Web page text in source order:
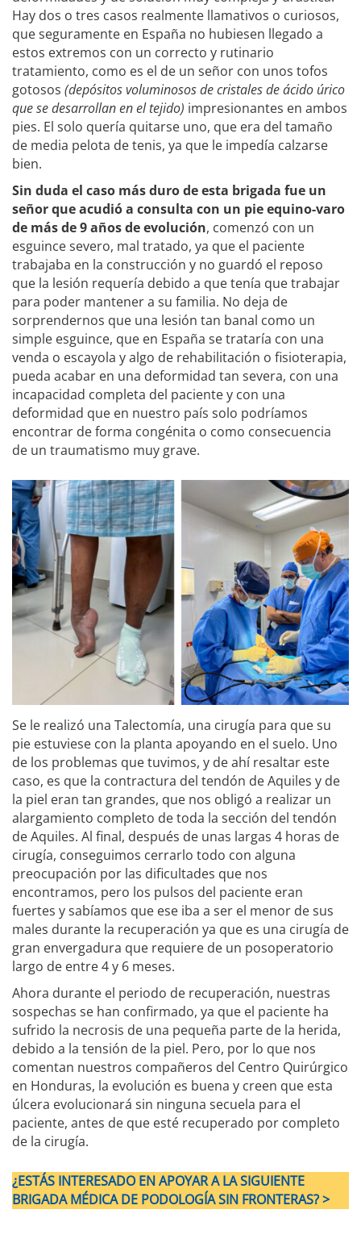
Hay dos o tres casos realmente llamativos o curiosos,
que seguramente en España no hubiesen llegado a
estos extremos con un correcto y rutinario
tratamiento, como es el de un señor con unos tofos
gotosos (depósitos voluminosos de cristales de ácido úrico
que sedesarrollan en el tejido) impresionantes en ambos
pies. El solo quería quitarse uno, que era del tamaño
de media pelota de tenis, ya que le impedía calzarse
bien.
Sin duda el caso más duro de esta brigada fue un
señor que acudió a consulta con un pie equino-varo
de más de 9 años de evolución, comenzó con un
esguince severo, mal tratado, ya que el paciente
trabajaba en la construcción y no guardó el reposo
que la lesión requería debido a que tenía que trabajar
para poder mantener a su familia. No deja de
sorprendernos que una lesión tan banal como un
simple esguince, que en España se trataría con una
venda o escayola y algo de rehabilitación o fisioterapia,
pueda acabar en una deformidad tan severa, con una
incapacidad completa del paciente y con una
deformidad que en nuestro país solo podríamos
encontrar de forma congénita o como consecuencia
de un traumatismo muy grave.
Se le realizó una Talectomía, una cirugía para que su
pie estuviese con la planta apoyando en el suelo. Uno
de los problemas que tuvimos, y de ahí resaltar este
caso, es que la contractura del tendón de Aquiles y de
la piel eran tan grandes, que nos obligó a realizar un
alargamiento completo de toda la sección del tendón
de Aquiles. Al final, después de unas largas 4 horas de
cirugía, conseguimos cerrarlo todo con alguna
preocupación por las dificultades que nos
encontramos, pero los pulsos del paciente eran
fuertes y sabíamos que ese iba a ser el menor de sus
males durante la recuperación ya que es una cirugía de
gran envergadura que requiere de un posoperatorio
largo de entre 4 y 6 meses.
Ahora durante el periodo de recuperación, nuestras
sospechas se han confirmado, ya que el paciente ha
sufrido la necrosis de una pequeña parte de la herida,
debido a la tensión de la piel. Pero, por lo que nos
comentan nuestros compañeros del Centro Quirúrgico
en Honduras, la evolución es buena y creen que esta
úlcera evolucionará sin ninguna secuela para el
paciente, antes de que esté recuperado por completo
de la cirugía.
¿ESTÁS INTERESADO EN APOYAR A LA SIGUIENTE
BRIGADA MÉDICA DE PODOLOGÍA SIN FRONTERAS? >